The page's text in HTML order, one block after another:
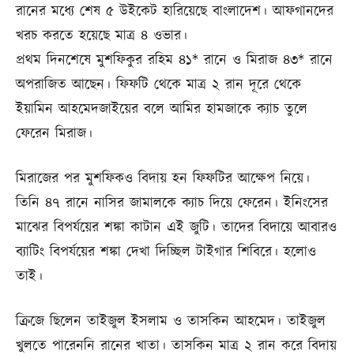
রানের মধ্যে শেষ ৫ উইকেট হারিয়েছে বাংলাদেশ। আফগানদের
খরচ করতে হয়েছে মাত্র ৪ ওভার।
প্রথম দিনশেষে মুশফিকুর রহিম ৪১* রানে ও মিরাজ ৪৩* রানে
অপরাজিত আছেন। ফিফটি থেকে মাত্র ২ রান দূরে থেকে
ইয়ামিন আহমেদজাইয়ের বলে আমির হামজাকে ক্যাচ তুলে
ফেরেন মিরাজ।
মিরাজের পর মুশফিকও বিদায় হন ফিফটির আক্ষেপ নিয়ে।
তিনি ৪৭ রানে নাসির জামালকে ক্যাচ দিয়ে ফেরেন। ইনিংসের
মাঝের বিপর্যয়ের শঙ্কা কাটান এই জুটি। তাদের বিদায়ে আবারও
ব্যাটিং বিপর্যয়ের শঙ্কা দেখা দিচ্ছিল টাইগার শিবিরে। হলোও
তাই।
ক্রিজে ছিলেন তাইজুল ইসলাম ও তাসকিন আহমেদ। তাইজুল
খুলতে পারেননি রানের খাতা। তাসকিন মাত্র ২ রান করে বিদায়